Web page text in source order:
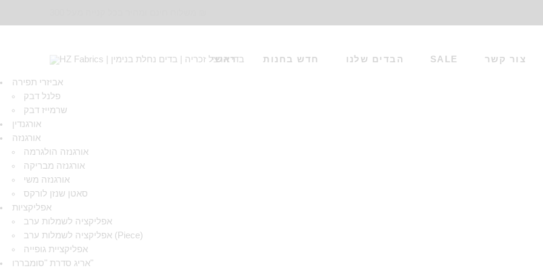
ראשי חדש בחנות הבדים שלנו SALE צור קשר
אביזרי תפירה
פלנל דבק
שרמייז דבק
אורגנדין
אורגנזה
אורגנזה הולגרמה
אורגנזה מבריקה
אורגנזה משי
סאטן שנזן לורקס
אפליקציות
אפליקציה לשמלות ערב
אפליקציה לשמלות ערב (Piece)
אפליקציית גופייה
אריג סדרת "סומבררו"